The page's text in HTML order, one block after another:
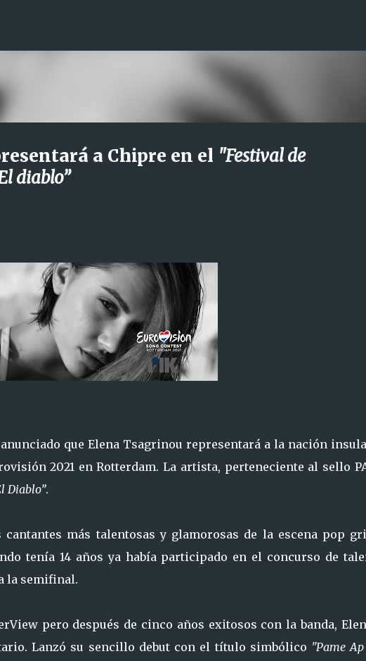
a Chipre en el "Festival de
diablo”
que Elena Tsagrinou representará a la nación
2021 en Rotterdam. La artista, perteneciente al sello
Diablo”.
más talentosas y glamorosas de la escena pop
tenía 14 años ya había participado en el concurso de
la semifinal.
pero después de cinco años exitosos con la banda,
Lanzó su sencillo debut con el título simbólico "Pame